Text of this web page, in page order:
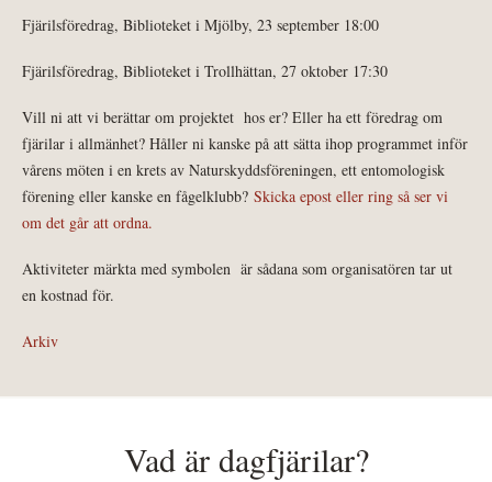
Fjärilsföredrag, Biblioteket i Mjölby, 23 september 18:00
Fjärilsföredrag, Biblioteket i Trollhättan, 27 oktober 17:30
Vill ni att vi berättar om projektet hos er? Eller ha ett föredrag om
fjärilar i allmänhet? Håller ni kanske på att sätta ihop programmet inför
vårens möten i en krets av Naturskyddsföreningen, ett entomologisk
förening eller kanske en fågelklubb? Skicka epost eller ring så ser vi
om det går att ordna.
Aktiviteter märkta med symbolen är sådana som organisatören tar ut
en kostnad för.
Arkiv
Vad är dagfjärilar?